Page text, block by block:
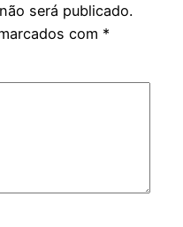
será publicado.
com *